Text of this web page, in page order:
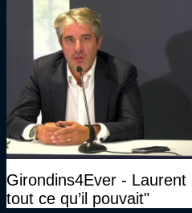
Girondins4Ever -
tout ce qu’il pouvait"